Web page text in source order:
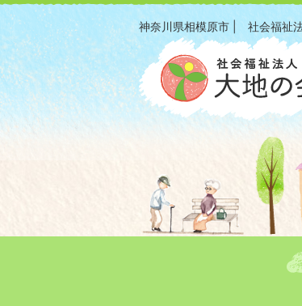
神奈川県相模原市 | 社会福祉